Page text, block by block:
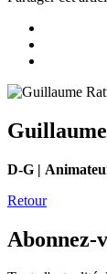
D-G |
Retour
Abonnez-